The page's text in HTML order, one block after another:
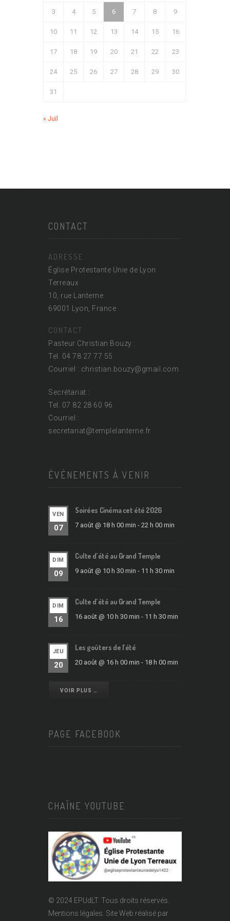
3 4 5 6 7 8 9
10 11 12 13 14 15 16
17 18 19 20 21 22 23
24 25 26 27 28 29 30
31
« Juil
CONTACT
ADRESSE
Église Protestante Unie de Lyon
Terreaux
10, rue Lanterne
69001 Lyon, France
CONTACT
Pasteur Christian Bouzy :
Tel. 04 78 27 77 55
Courriel : christian.bouzy@gmail.com
Secrétariat :
Tel. 07 82 28 60 96
Courriel :
secretariat@templelanterne.fr
ÉVÉNEMENTS À VENIR
VEN
07
Soirées Cinéma cet été 2026
7 août @ 18 h 00 min - 22 h 00 min
DIM
09
Culte d’été au Grand Temple
9 août @ 10 h 30 min - 11 h 30 min
DIM
16
Culte d’été au Grand Temple
16 août @ 10 h 30 min - 11 h 30 min
JEU
20
Les goûters de l’été
20 août @ 16 h 00 min - 18 h 00 min
VOIR PLUS …
PAGE FACEBOOK
CHAÎNE YOUTUBE
© 2024 EPUdLT. Tous droits réservés.
Mentions légales. Site Web réalisé par